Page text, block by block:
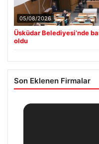
05/08/2026
Üsküdar Belediyesi’nde
oldu
Son Eklenen Firmalar